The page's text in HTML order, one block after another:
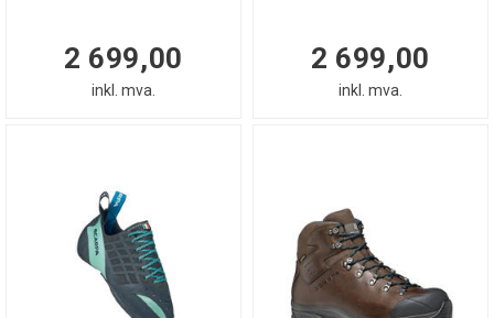
2 699,00
inkl. mva.
2 699,00
inkl. mva.